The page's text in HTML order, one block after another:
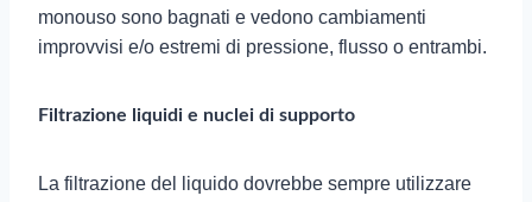
monouso sono bagnati e vedono cambiamenti
improvvisi e/o estremi di pressione, flusso o entrambi.
Filtrazione liquidi e nuclei di supporto
La filtrazione del liquido dovrebbe sempre utilizzare